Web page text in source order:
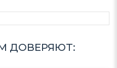
ДОВЕРЯЮТ: